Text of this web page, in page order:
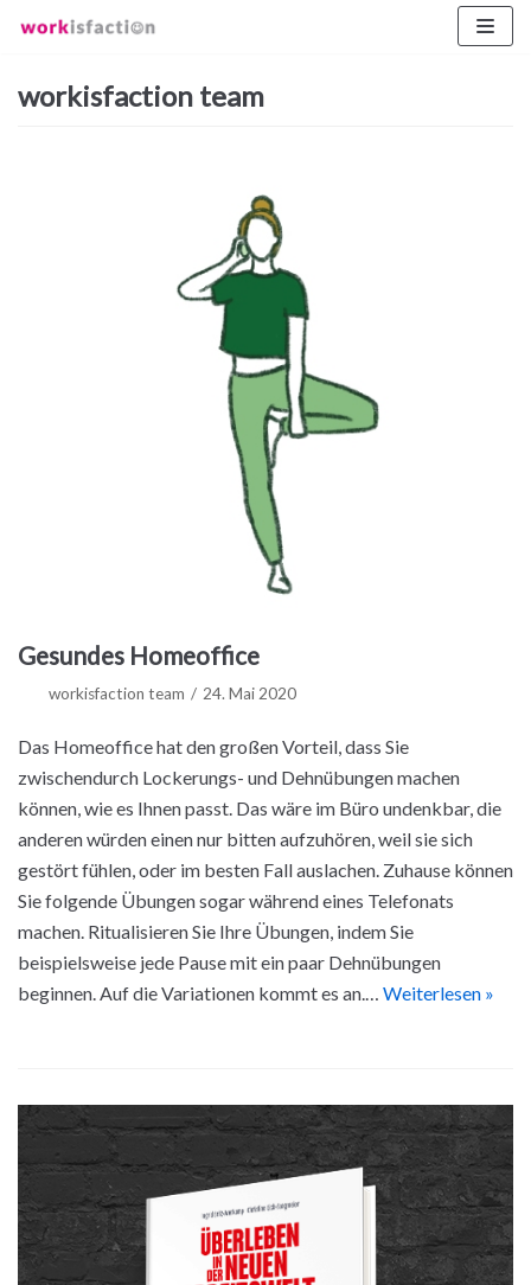
Zum
workisfaction team
Gesundes Homeoffice
workisfaction team 24. Mai 2020
Das Homeoffice hat den großen Vorteil, dass Sie
zwischendurch Lockerungs- und Dehnübungen machen
können, wie es Ihnen passt. Das wäre im Büro undenkbar, die
anderen würden einen nur bitten aufzuhören, weil sie sich
gestört fühlen, oder im besten Fall auslachen. Zuhause können
Sie folgende Übungen sogar während eines Telefonats
machen. Ritualisieren Sie Ihre Übungen, indem Sie
beispielsweise jede Pause mit ein paar Dehnübungen
beginnen. Auf die Variationen kommt es an.… Weiterlesen »